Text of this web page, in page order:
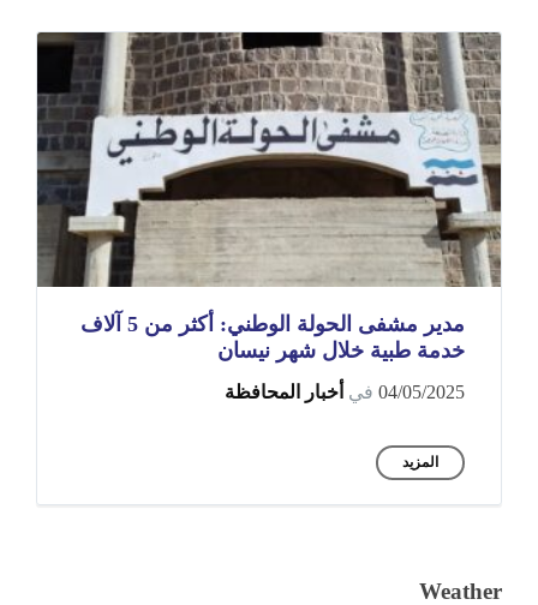
مدير مشفى الحولة الوطني: أكثر من 5 آلاف
خدمة طبية خلال شهر نيسان
04/05/2025 في أخبار المحافظة
المزيد
Weather